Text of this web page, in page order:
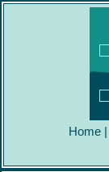
Home |